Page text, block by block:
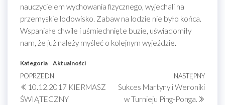
nauczycielem wychowania fizycznego, wyjechali na
przemyskie lodowisko. Zabaw na lodzie nie było końca.
Wspaniałe chwile i uśmiechnięte buzie, uświadomiły
nam, że już należy myśleć o kolejnym wyjeździe.
Kategoria Aktualności
Nawigacja
wpisu
Poprzedni
wpis
POPRZEDNI
10.12.2017 KIERMASZ
ŚWIĄTECZNY
NASTĘPNY
Sukces Martyny i Weroniki
w Turnieju Ping-Ponga.